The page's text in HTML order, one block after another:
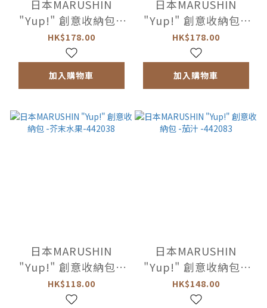
日本MARUSHIN
"Yup!" 創意收納包 -
黑橄欖 -442014
HK$178.00
加入購物車
日本MARUSHIN
"Yup!" 創意收納包 -
法式醃菜 -442021
HK$178.00
加入購物車
日本MARUSHIN
"Yup!" 創意收納包 -
芥末水果-442038
HK$118.00
日本MARUSHIN
"Yup!" 創意收納包 -
茄汁 -442083
HK$148.00